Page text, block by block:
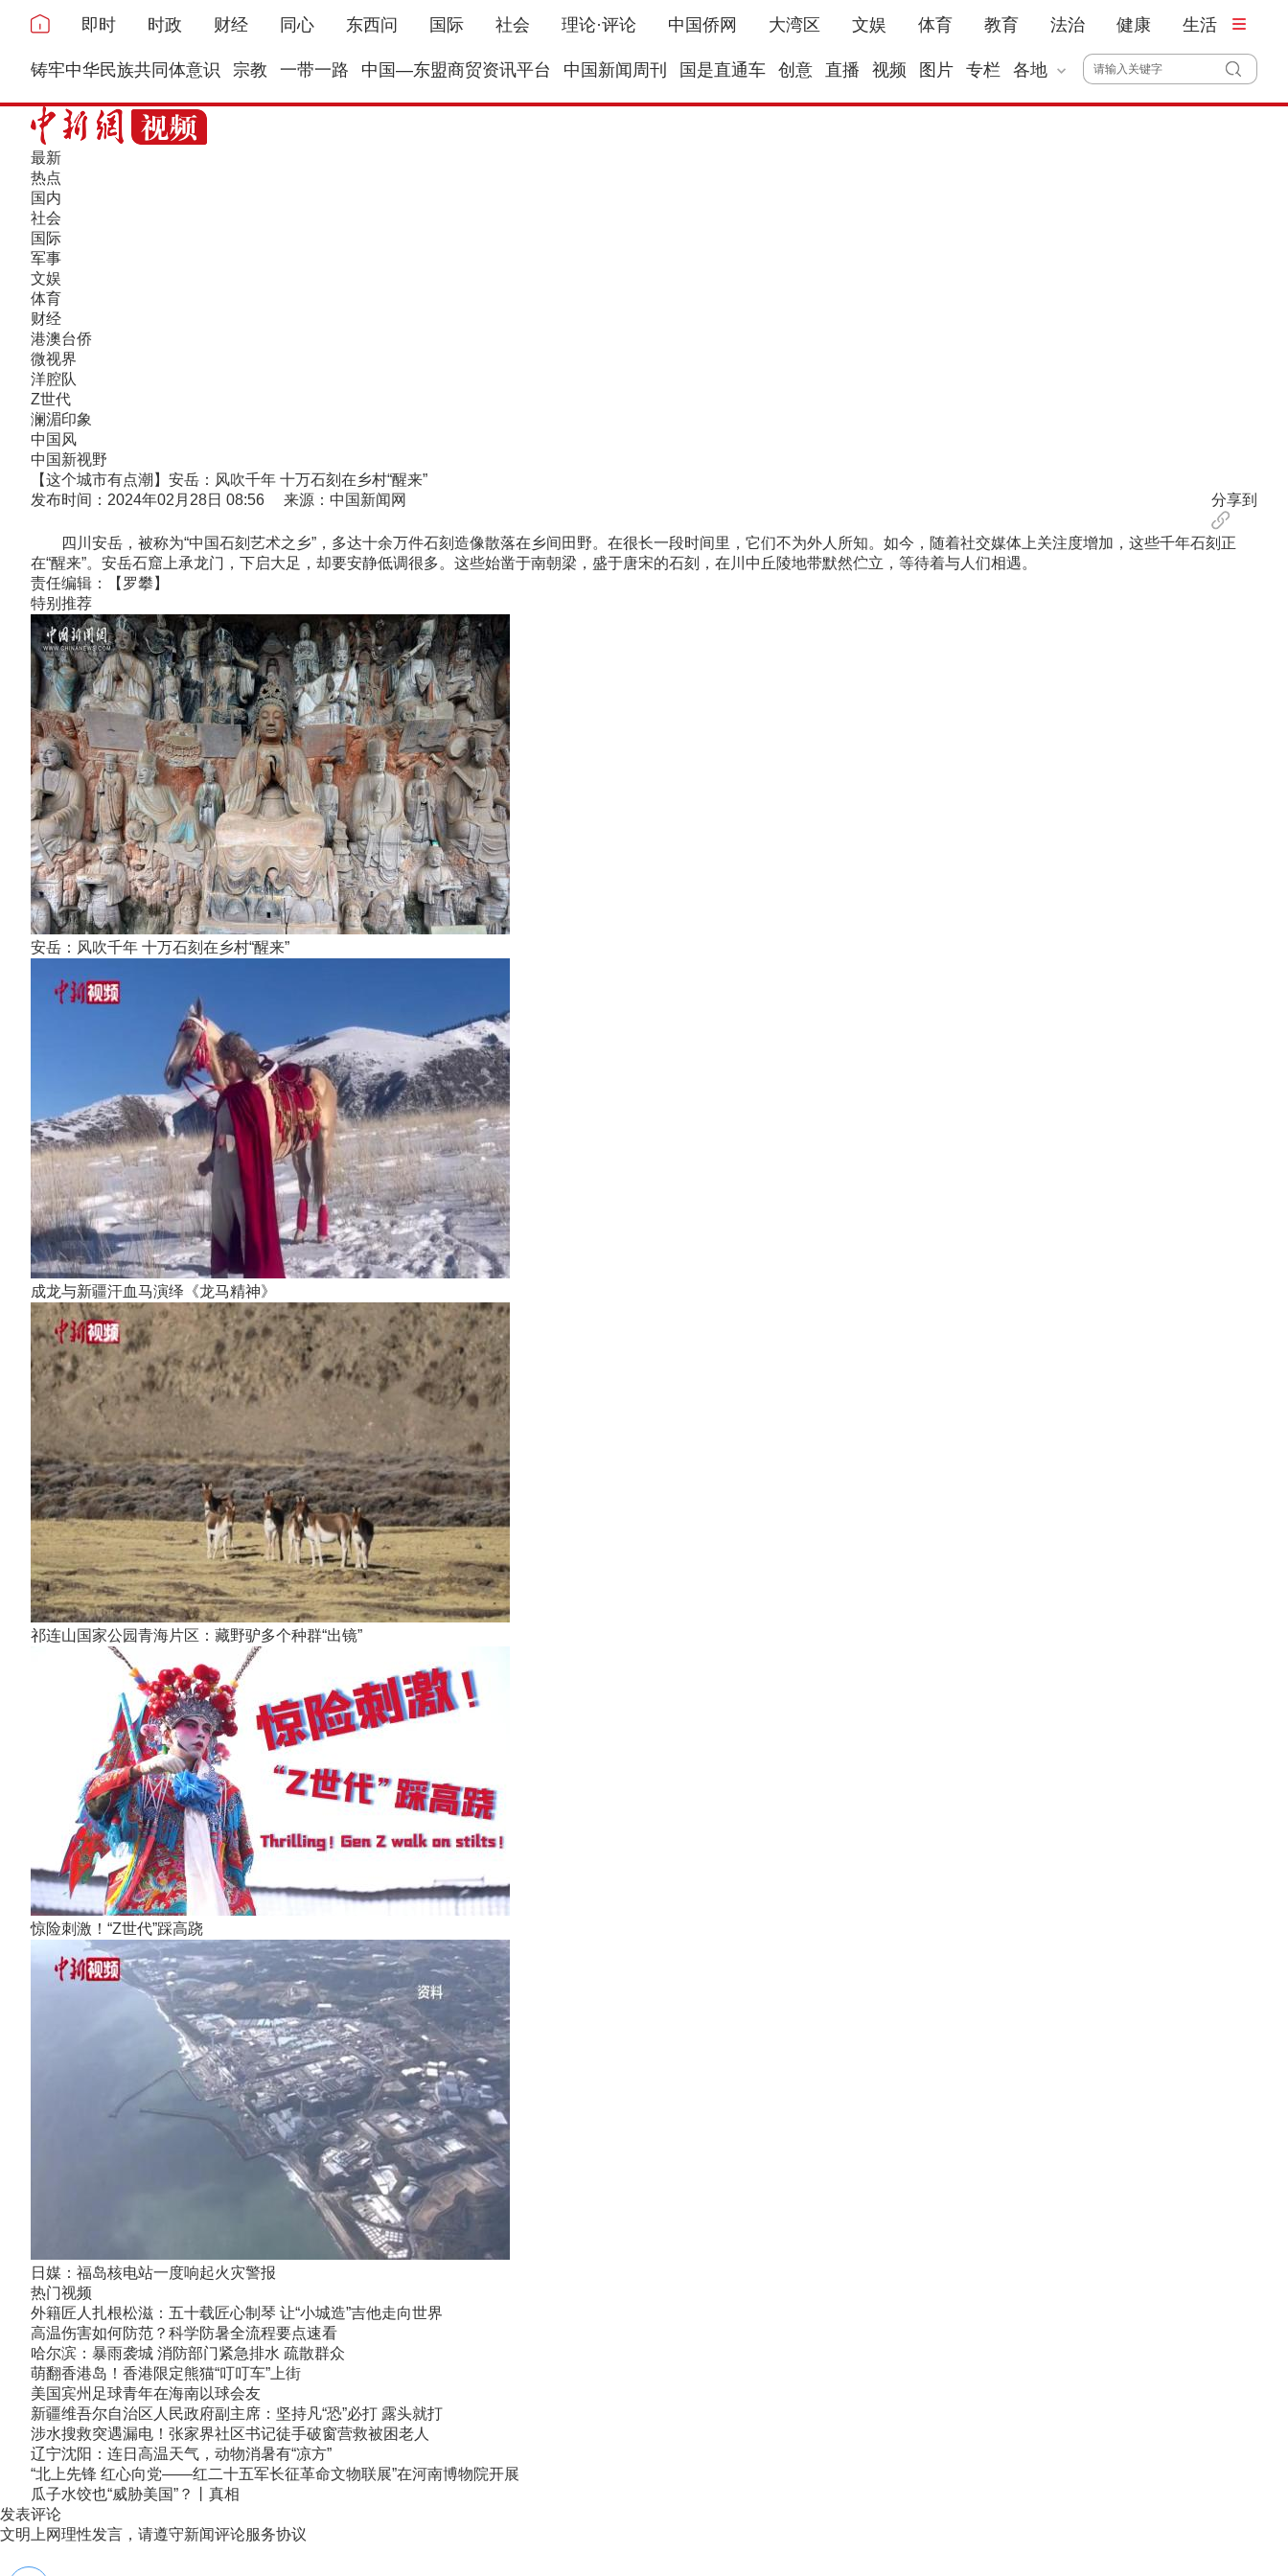
即时 时政 财经 同心 东西问 国际 社会 理论·评论 中国侨网 大湾区 文娱 体育 教育 法治 健康 生活
铸牢中华民族共同体意识 宗教 一带一路 中国—东盟商贸资讯平台 中国新闻周刊 国是直通车 创意 直播 视频 图片 专栏 各地
最新
热点
国内
社会
国际
军事
文娱
体育
财经
港澳台侨
微视界
洋腔队
Z世代
澜湄印象
中国风
中国新视野
【这个城市有点潮】安岳：风吹千年 十万石刻在乡村“醒来”
发布时间：2024年02月28日 08:56 来源：中国新闻网
分享到
四川安岳，被称为“中国石刻艺术之乡”，多达十余万件石刻造像散落在乡间田野。在很长一段时间里，它们不为外人所知。如今，随着社交媒体上关注度增加，这些千年石刻正
在“醒来”。安岳石窟上承龙门，下启大足，却要安静低调很多。这些始凿于南朝梁，盛于唐宋的石刻，在川中丘陵地带默然伫立，等待着与人们相遇。
责任编辑：【罗攀】
特别推荐
安岳：风吹千年 十万石刻在乡村“醒来”
成龙与新疆汗血马演绎《龙马精神》
祁连山国家公园青海片区：藏野驴多个种群“出镜”
惊险刺激！“Z世代”踩高跷
日媒：福岛核电站一度响起火灾警报
热门视频
外籍匠人扎根松滋：五十载匠心制琴 让“小城造”吉他走向世界
高温伤害如何防范？科学防暑全流程要点速看
哈尔滨：暴雨袭城 消防部门紧急排水 疏散群众
萌翻香港岛！香港限定熊猫“叮叮车”上街
美国宾州足球青年在海南以球会友
新疆维吾尔自治区人民政府副主席：坚持凡“恐”必打 露头就打
涉水搜救突遇漏电！张家界社区书记徒手破窗营救被困老人
辽宁沈阳：连日高温天气，动物消暑有“凉方”
“北上先锋 红心向党——红二十五军长征革命文物联展”在河南博物院开展
瓜子水饺也“威胁美国”？丨真相
发表评论
文明上网理性发言，请遵守新闻评论服务协议